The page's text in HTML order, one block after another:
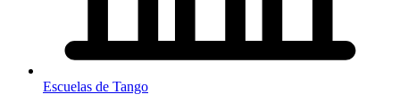
Escuelas de Tango